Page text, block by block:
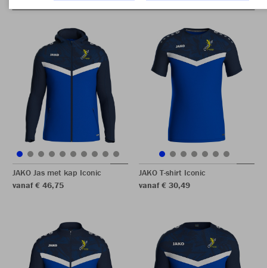
JAKO Jas met kap Iconic
vanaf € 46,75
JAKO T-shirt Iconic
vanaf € 30,49